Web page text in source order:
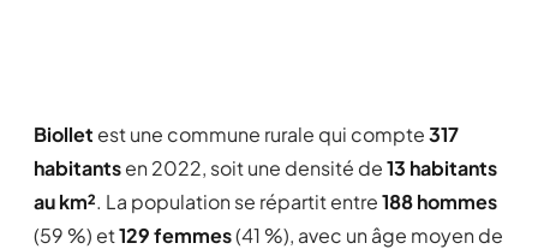
Biollet est une commune rurale qui compte317
habitantsen 2022, soit une densité de13 habitants
au km². La population se répartit entre188 hommes
(59 %) et129 femmes(41 %), avec un âge moyen de